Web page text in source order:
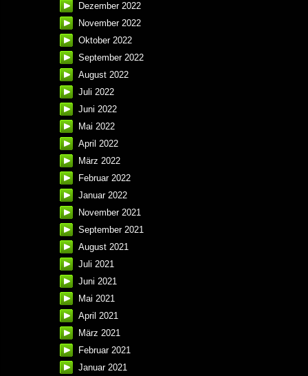
Dezember 2022
November 2022
Oktober 2022
September 2022
August 2022
Juli 2022
Juni 2022
Mai 2022
April 2022
März 2022
Februar 2022
Januar 2022
November 2021
September 2021
August 2021
Juli 2021
Juni 2021
Mai 2021
April 2021
März 2021
Februar 2021
Januar 2021